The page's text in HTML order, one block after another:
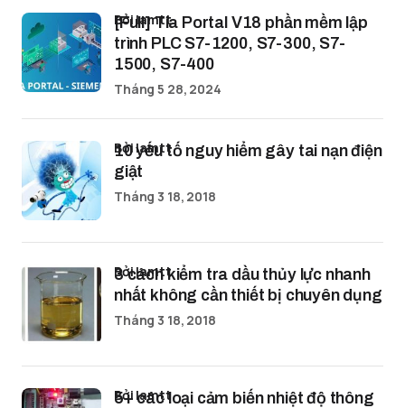
[Full] Tia Portal V18 phần mềm lập
trình PLC S7-1200, S7-300, S7-
1500, S7-400
bởi lamtt
Tháng 5 28, 2024
10 yếu tố nguy hiểm gây tai nạn điện
giật
bởi lamtt
Tháng 3 18, 2018
3 cách kiểm tra dầu thủy lực nhanh
nhất không cần thiết bị chuyên dụng
bởi lamtt
Tháng 3 18, 2018
5+ các loại cảm biến nhiệt độ thông
bởi lamtt